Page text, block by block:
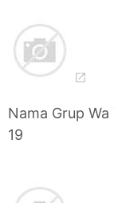
Nama Grup
19